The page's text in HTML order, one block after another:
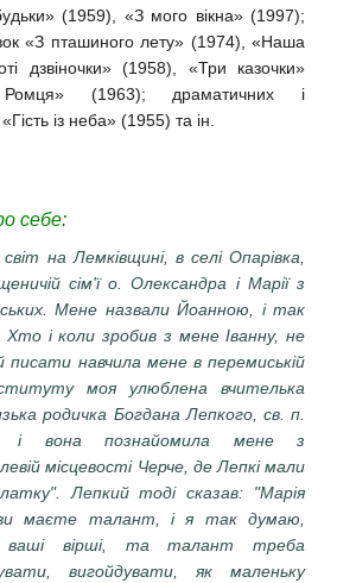
(1959), «З мого вікна» (1997);
«З пташиного лету» (1974), «Наша
дзвіночки» (1958), «Три казочки»
(1963); драматичних і
із неба» (1955) та ін.
себе:
на Лемківщині, в селі Опарівка,
сім'ї о. Олександра і Марії з
Мене назвали Йоанною, і так
і коли зробив з мене Іванну, не
навчила мене в перемиській
моя улюблена вчителька
родичка Богдана Лепкого, св. п.
і вона познайомила мене з
місцевості Черче, де Лепкі мали
Лепкий тоді сказав: "Марія
маєте талант, і я так думаю,
ваші вірші, та талант треба
вигойдувати, як маленьку